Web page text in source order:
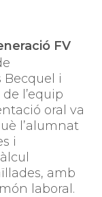
FV
Becquel i
l’equip
oral va
l’alumnat
i
amb
laboral.